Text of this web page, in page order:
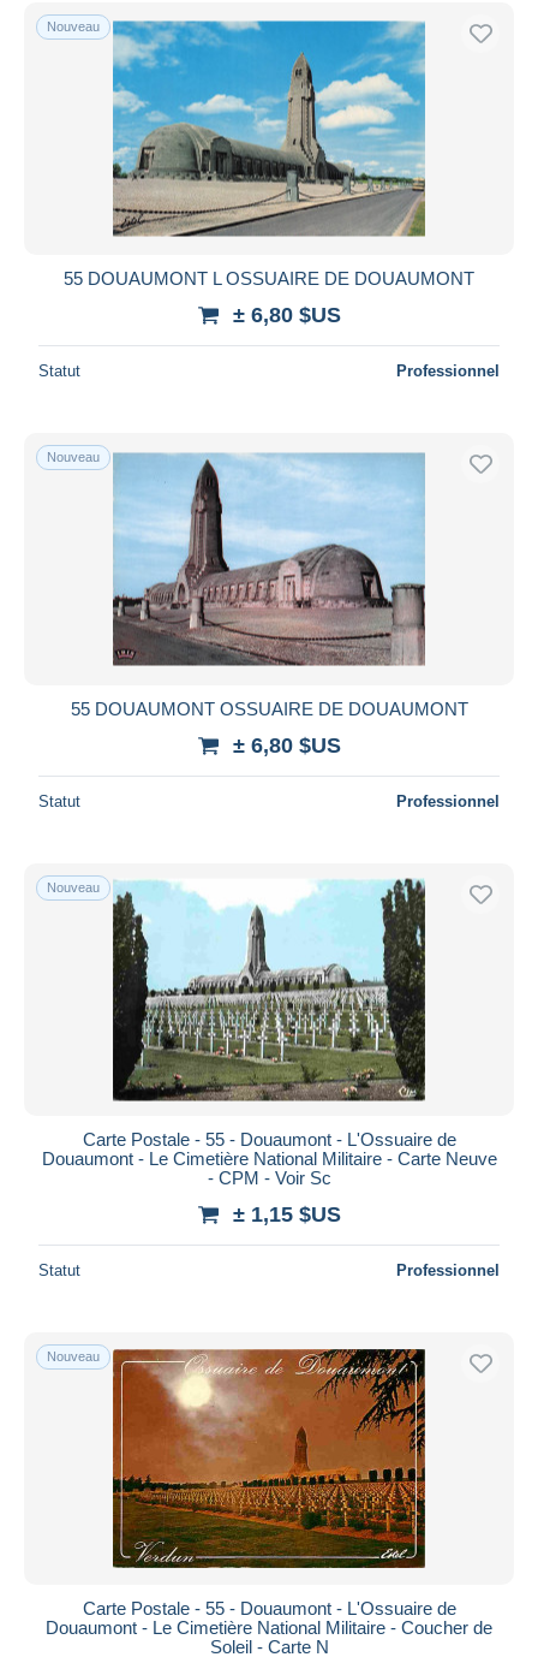
Uniquement en réduction
Livraison gratuite
Méthodes de paiement
PayPal
Virement bancaire
Visa
Mastercard
iDeal
Monde entier
Appliquer
Nouveau
55 DOUAUMONT L OSSUAIRE DE DOUAUMONT
± 6,80 $US
Statut Professionnel
Nouveau
55 DOUAUMONT OSSUAIRE DE DOUAUMONT
± 6,80 $US
Statut Professionnel
Nouveau
Carte Postale - 55 - Douaumont - L'Ossuaire de
Douaumont - Le Cimetière National Militaire - Carte Neuve
- CPM - Voir Sc
± 1,15 $US
Statut Professionnel
Nouveau
Carte Postale - 55 - Douaumont - L'Ossuaire de
Douaumont - Le Cimetière National Militaire - Coucher de
Soleil - Carte N